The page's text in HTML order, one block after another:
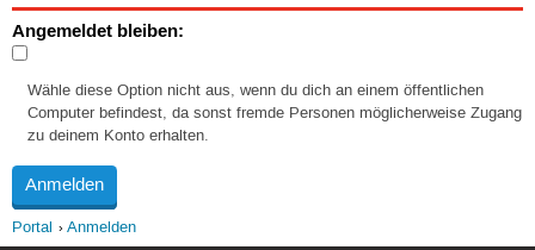
Angemeldet bleiben:
Wähle diese Option nicht aus, wenn du dich an einem öffentlichen
Computer befindest, da sonst fremde Personen möglicherweise Zugang
zu deinem Konto erhalten.
Portal Anmelden